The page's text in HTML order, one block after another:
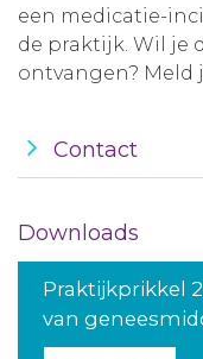
een medicatie-
de praktijk. Wil je
ontvangen? Meld
Contact
Downloads
Praktijkprikkel
van